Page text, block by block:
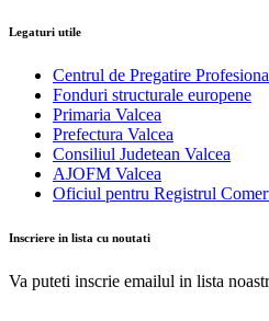
Legaturi utile
Centrul de Pregatire
Fonduri structurale europene
Primaria Valcea
Prefectura Valcea
Consiliul Judetean Valcea
AJOFM Valcea
Oficiul pentru Registrul
Inscriere in lista cu noutati
Va puteti inscrie emailul in lista